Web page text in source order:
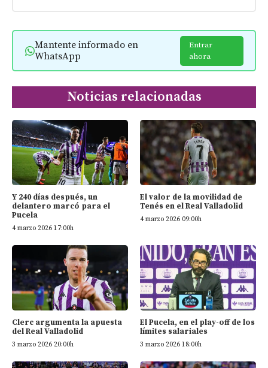
Mantente informado en
WhatsApp
Entrar
ahora
Noticias relacionadas
Y 240 días después, un
delantero marcó para el
Pucela
4 marzo 2026 17:00h
El valor de la movilidad de
Tenés en el Real Valladolid
4 marzo 2026 09:00h
Clerc argumenta la apuesta
del Real Valladolid
3 marzo 2026 20:00h
El Pucela, en el play-off de los
límites salariales
3 marzo 2026 18:00h